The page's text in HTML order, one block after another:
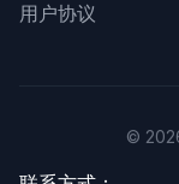
用户协议
©